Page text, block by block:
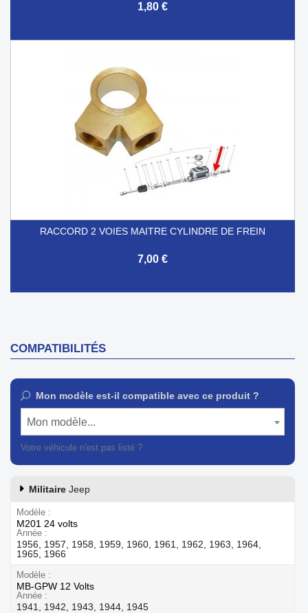
1,80 €
RACCORD 2 VOIES MAITRE CYLINDRE DE FREIN
7,00 €
COMPATIBILITÉS
Mon modèle est-il compatible avec ce produit ?
Mon modèle...
Votre véhicule n'est pas listé ?
Militaire Jeep
Modèle
M201 24 volts
Année
1956, 1957, 1958, 1959, 1960, 1961, 1962, 1963, 1964,
1965, 1966
Modèle
MB-GPW 12 Volts
Année
1941, 1942, 1943, 1944, 1945